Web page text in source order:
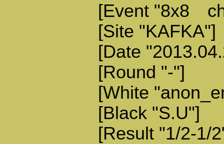
[Event "8x8
[Site "KAFKA"]
[Date
[Round "-"]
[White
[Black "S.U"]
[Result "1/2-1/